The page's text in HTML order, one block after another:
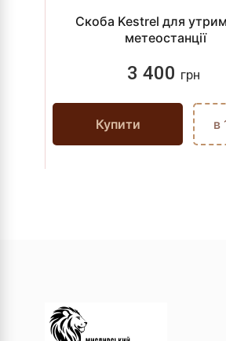
Скоба Kestrel для
метеостанції
3 400 грн
Купити в